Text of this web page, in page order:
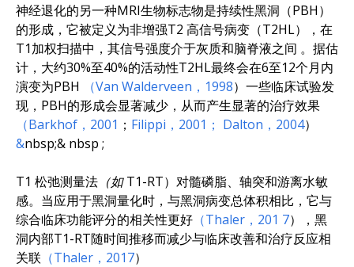
神经退化的另一种MRI生物标志物是持续性黑洞（PBH）
的形成，它被定义为非增强T2 高信号病变（T2HL），在
T1加权扫描中，其信号强度介于灰质和脑脊液之间 。 据估
计，大约30%至40%的活动性T2HL最终会在6至12个月内
演变为PBH
（Van Walderveen，1998） 一些临床试验发
现，PBH的形成会显著减少，从而产生显著的治疗效果
（Barkhof，2001 ； Filippi，2001； Dalton，2004）
&nbsp;& nbsp ;
T1 松弛测量法 （如T1-RT） 对髓磷脂、轴突和游离水敏
感。 当应用于黑洞量化时，与黑洞病变总体积相比，它与
综合临床功能评分的相关性更好 （Thaler，201 7），黑
洞内部T1-RT随时间推移而减少与临床改善和治疗反应相
关联 （Thaler，2017）